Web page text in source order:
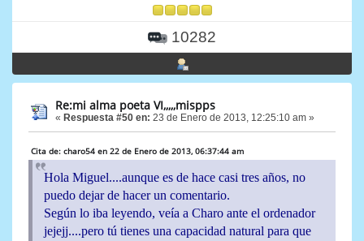
10282
Re:mi alma poeta VI,,,,,mispps
« Respuesta #50 en: 23 de Enero de 2013, 12:25:10 am »
Cita de: charo54 en 22 de Enero de 2013, 06:37:44 am
Hola Miguel....aunque es de hace casi tres años, no
puedo dejar de hacer un comentario.
Según lo iba leyendo, veía a Charo ante el ordenador
jejejj....pero tú tienes una capacidad natural para que